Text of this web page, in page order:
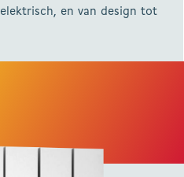
en van design tot